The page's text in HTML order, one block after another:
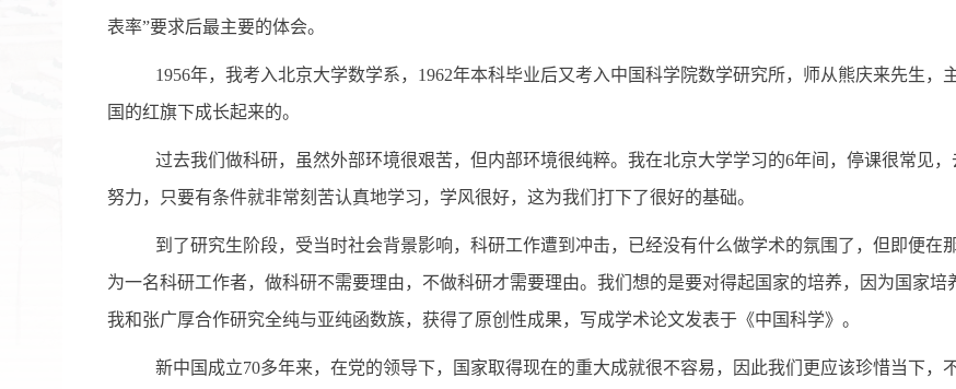
表率”要求后最主要的体会。
1956年，我考入北京大学数学系， 1962年本科毕业后又考入中国科学院数学研究所，师从熊庆来先生，
国的红旗下成长起来的。
过去我们做科研，虽然外部环境很艰苦，但内部环境很纯粹。我在北京大学学习的6年间，停课很常见
努力，只要有条件就非常刻苦认真地学习，学风很好，这为我们打下了很好的基础。
到了研究生阶段，受当时社会背景影响，科研工作遭到冲击，已经没有什么做学术的氛围了，但即便在
为一名科研工作者，做科研不需要理由，不做科研才需要理由。我们想的是要对得起国家的培养，因为国家
我和张广厚合作研究全纯与亚纯函数族，获得了原创性成果，写成学术论文发表于《中国科学》。
新中国成立70多年来，在党的领导下，国家取得现在的重大成就很不容易，因此我们更应该珍惜当下，